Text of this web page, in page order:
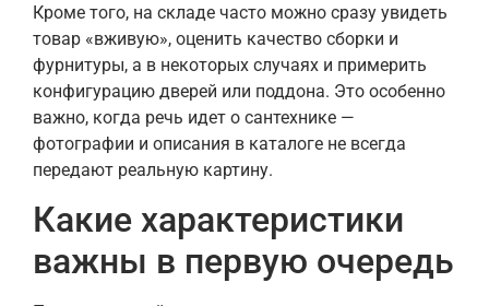
Кроме того, на складе часто можно сразу увидеть
товар «вживую», оценить качество сборки и
фурнитуры, а в некоторых случаях и примерить
конфигурацию дверей или поддона. Это особенно
важно, когда речь идет о сантехнике —
фотографии и описания в каталоге не всегда
передают реальную картину.
Какие характеристики
важны в первую очередь